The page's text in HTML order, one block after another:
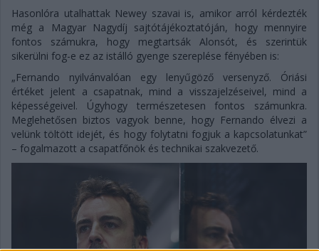
Hasonlóra utalhattak Newey szavai is, amikor arról kérdezték
még a Magyar Nagydíj sajtótájékoztatóján, hogy mennyire
fontos számukra, hogy megtartsák Alonsót, és szerintük
sikerülni fog-e ez az istálló gyenge szereplése fényében is:
„Fernando nyilvánvalóan egy lenyűgöző versenyző. Óriási
értéket jelent a csapatnak, mind a visszajelzéseivel, mind a
képességeivel. Úgyhogy természetesen fontos számunkra.
Meglehetősen biztos vagyok benne, hogy Fernando élvezi a
velünk töltött idejét, és hogy folytatni fogjuk a kapcsolatunkat”
– fogalmazott a csapatfőnök és technikai szakvezető.